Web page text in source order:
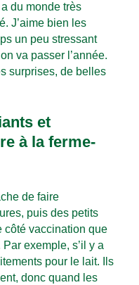
du monde très
J’aime bien les
un peu stressant
va passer l’année.
surprises, de belles
et
à la ferme-
de faire
puis des petits
côté vaccination que
exemple, s’il y a
pour le lait. Ils
donc quand les